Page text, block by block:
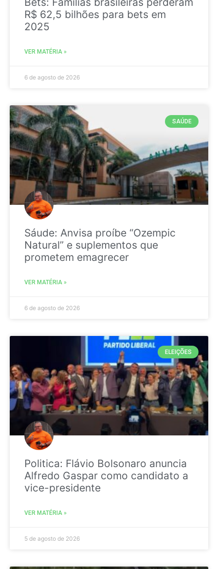
R$ 62,5 bilhões para bets em
2025
VER MATÉRIA »
6 de agosto de 2026
SAÚDE
Sáude: Anvisa proíbe “Ozempic
Natural” e suplementos que
prometem emagrecer
VER MATÉRIA »
6 de agosto de 2026
ELEIÇÕES
Politica: Flávio Bolsonaro anuncia
Alfredo Gaspar como candidato a
vice-presidente
VER MATÉRIA »
5 de agosto de 2026